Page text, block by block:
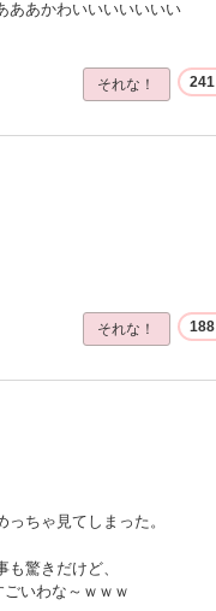
ああかわいいいいいいい
それな！ 241
それな！ 188
ちゃ見てしまった。
驚きだけど、
いわな～ｗｗｗ